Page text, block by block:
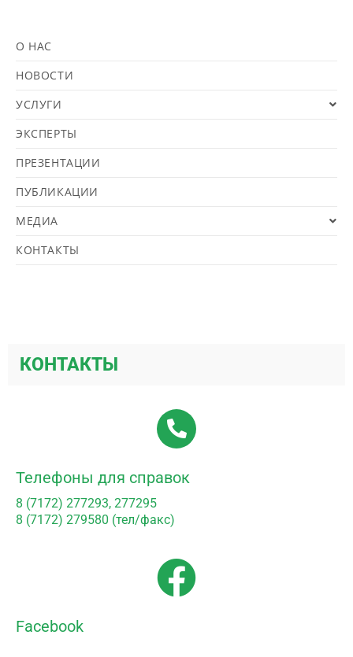
О НАС
НОВОСТИ
УСЛУГИ
ЭКСПЕРТЫ
ПРЕЗЕНТАЦИИ
ПУБЛИКАЦИИ
МЕДИА
КОНТАКТЫ
КОНТАКТЫ
Телефоны для справок
8 (7172) 277293, 277295
8 (7172) 279580 (тел/факс)
Facebook